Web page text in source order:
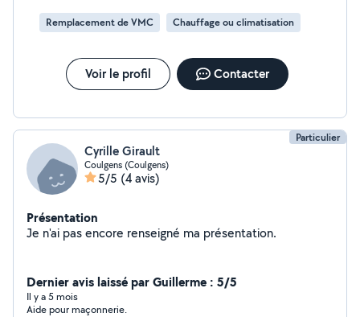
Loup!Remplacement de VMC Chauffage ou climatisation
Voir le profil Contacter
Particulier
Cyrille Girault
Coulgens (Coulgens)
5/5 (4 avis)
Présentation
Je n'ai pas encore renseigné ma présentation.
Dernier avis laissé par Guillerme : 5/5
Il y a 5 mois
Aide pour maçonnerie.